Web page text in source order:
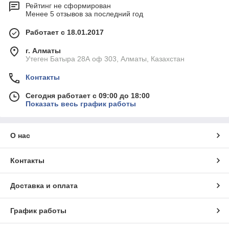
кабельной линии.
применяют повсеместно не только для систем связи,
оптических кабельных сетей.
которые смогут прослужить несколько лет, рекомендуем
обратиться в нашу компанию.
Рейтинг не сформирован
Менее 5 отзывов за последний год
Работает с 18.01.2017
г. Алматы
Утеген Батыра 28А оф 303, Алматы, Казахстан
Контакты
Сегодня работает с 09:00 до 18:00
Показать весь график работы
О нас
Контакты
Доставка и оплата
График работы